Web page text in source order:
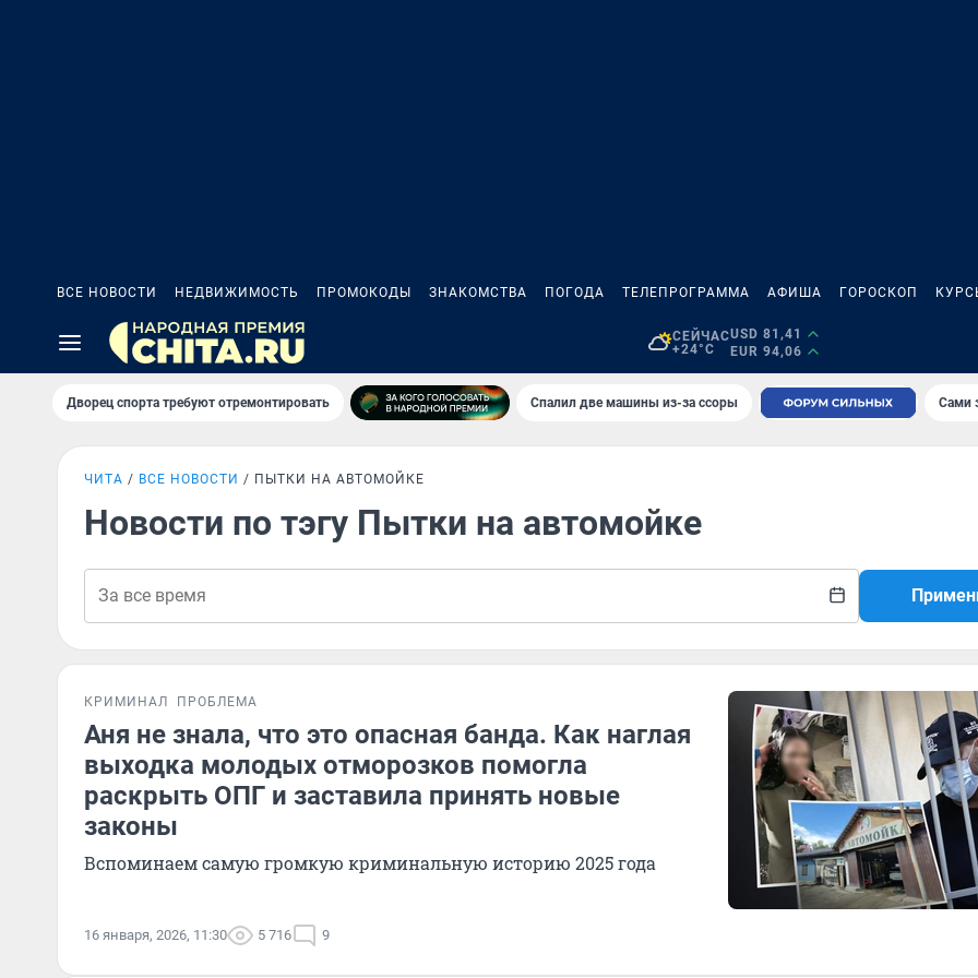
ВСЕ НОВОСТИ НЕДВИЖИМОСТЬ ПРОМОКОДЫ ЗНАКОМСТВА ПОГОДА ТЕЛЕПРОГРАММА АФИША ГОРОСКОП
СЕЙЧАС
+24°C
USD 81,41
EUR 94,06
Дворец спорта требуют отремонтировать Спалил две машины из-за ссоры Сами
ЧИТА ВСЕ НОВОСТИ ПЫТКИ НА АВТОМОЙКЕ
Новости по тэгу Пытки на автомойке
КРИМИНАЛ ПРОБЛЕМА
Аня не знала, что это опасная банда. Как наглая
выходка молодых отморозков помогла
раскрыть ОПГ и заставила принять новые
законы
Вспоминаем самую громкую криминальную историю 2025 года
16 января, 2026, 11:30 5 716 9